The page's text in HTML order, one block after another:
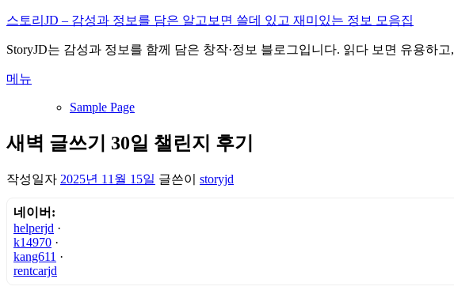
내
으
바
기
스토리JD – 감성과 정보를 담은 알고보면 쓸데 있고 재미있는 정보 모음집
StoryJD는 감성과 정보를 함께 담은 창작·정보 블로그입니다. 읽다 보면 유용하
메뉴
Sample Page
새벽 글쓰기 30일 챌린지 후기
작성일자 2025년 11월 15일 글쓴이 storyjd
네이버:
helperjd ·
k14970 ·
kang611 ·
rentcarjd